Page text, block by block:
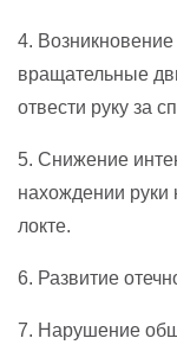
4.
вращательные
отвести руку за
5. Снижение
нахождении руки
локте.
6. Развитие
7. Нарушение